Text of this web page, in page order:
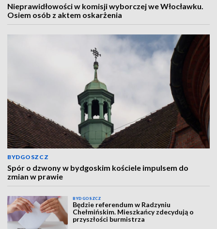
Nieprawidłowości w komisji wyborczej we Włocławku.
Osiem osób z aktem oskarżenia
BYDGOSZCZ
Spór o dzwony w bydgoskim kościele impulsem do
zmian w prawie
BYDGOSZCZ
Będzie referendum w Radzyniu
Chełmińskim. Mieszkańcy zdecydują o
przyszłości burmistrza